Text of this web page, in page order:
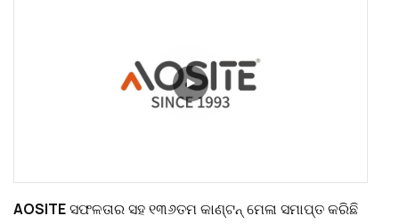
AOSITE ସଫଳତାର ସହ ୧୩୬ତମ କାଣ୍ଟନ୍ ମେଳା ସମାପ୍ତ କରିଛି